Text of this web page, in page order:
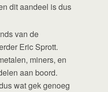
dit aandeel is dus
van de
Eric Sprott.
miners, en
aan boord.
wat gek genoeg